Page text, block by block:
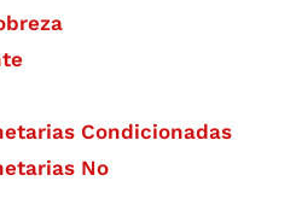
Condicionadas
No